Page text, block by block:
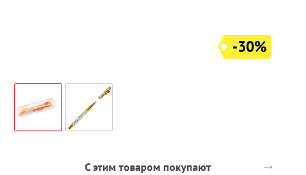
-30%
С этим товаром покупают →